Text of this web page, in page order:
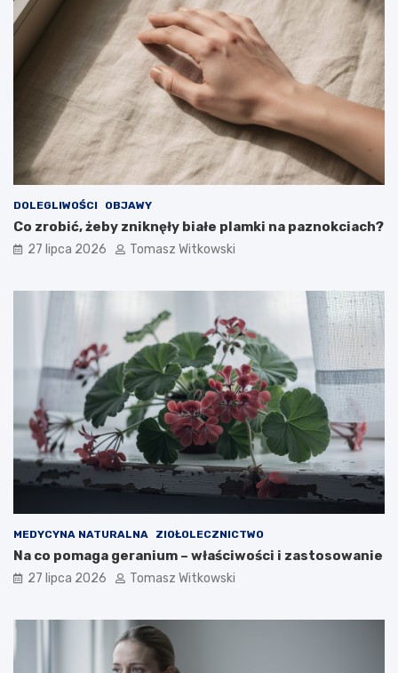
DOLEGLIWOŚCI OBJAWY
Co zrobić, żeby zniknęły białe plamki na paznokciach?
27 lipca 2026 Tomasz Witkowski
MEDYCYNA NATURALNA ZIOŁOLECZNICTWO
Na co pomaga geranium – właściwości i zastosowanie
27 lipca 2026 Tomasz Witkowski